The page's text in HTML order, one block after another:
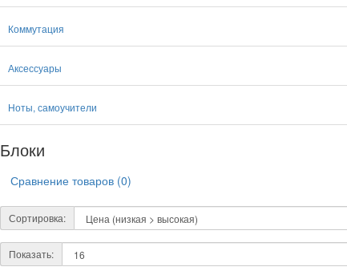
Коммутация
Аксессуары
Ноты, самоучители
Блоки
Сравнение товаров (0)
Сортировка:
Показать: